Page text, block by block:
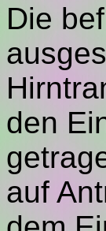
Die
den
auf